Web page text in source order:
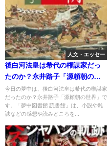
人文・エッセー
後白河法皇は希代の権謀家だっ
たのか？永井路子「源頼朝の世
界」
今日の夢中は、後白河法皇は希代の権謀家
だったのか？永井路子「源頼朝の世界」で
す。「夢中図書館 読書館」は、小説や雑
誌などの感想や読みどころを...